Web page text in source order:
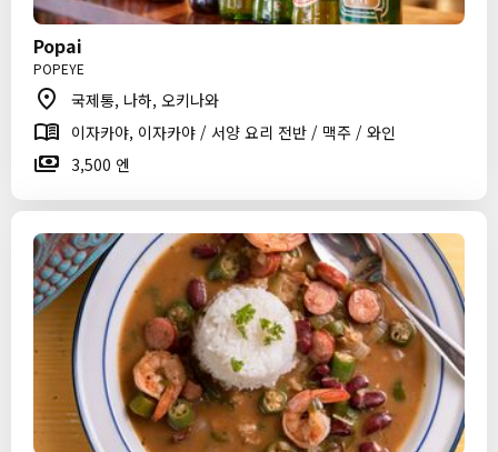
Popai
POPEYE
국제통, 나하, 오키나와
이자카야, 이자카야 / 서양 요리 전반 / 맥주 / 와인
3,500 엔